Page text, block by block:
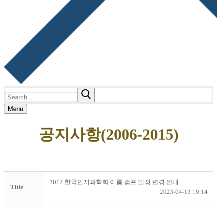
for:
Menu
공지사항(2006-2015)
Title
2012 한국인지과학회 여름 캠프 일정 변경 안내
2023-04-13 19:14